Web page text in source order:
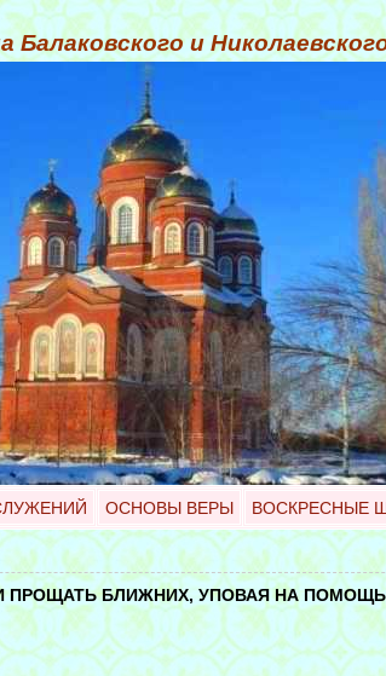
Балаковского и
ОСНОВЫ ВЕРЫ ВОСКРЕСНЫЕ
ПРОЩАТЬ БЛИЖНИХ, УПОВАЯ НА